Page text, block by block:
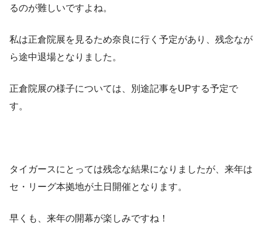
るのが難しいですよね。
私は正倉院展を見るため奈良に行く予定があり、残念なが
ら途中退場となりました。
正倉院展の様子については、別途記事をUPする予定で
す。
タイガースにとっては残念な結果になりましたが、来年は
セ・リーグ本拠地が土日開催となります。
早くも、来年の開幕が楽しみですね！